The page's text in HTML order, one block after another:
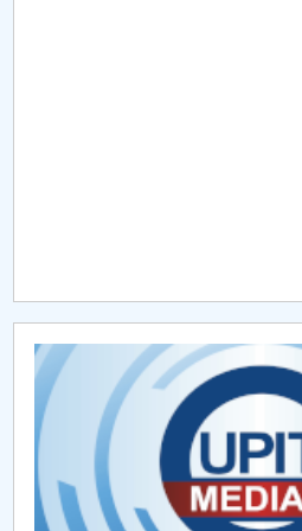
CAR2026
MENIU CANTINA
Anunț conturi plată taxe
Evaluare finală 2019-2020